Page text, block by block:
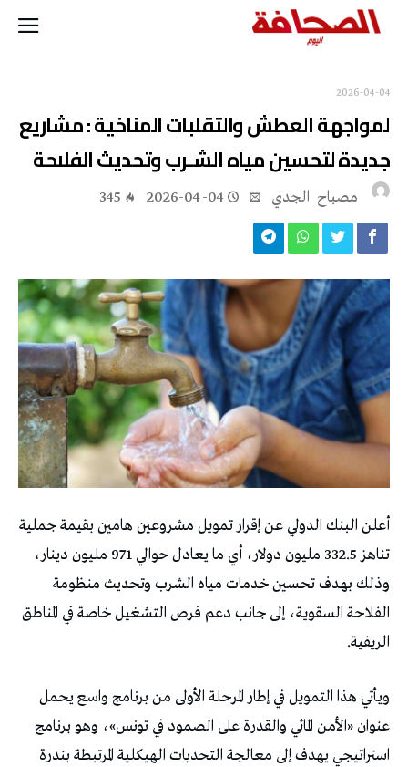
2026-04-04
لمواجهة العطش والتقلبات المناخية : مشاريع
جديدة لتحسين مياه الشـرب وتحديث الفلاحة
مصباح ‭ ‬الجدي 2026-04-04
345
أعلن البنك الدولي عن إقرار تمويل مشروعين هامين بقيمة جملية
تناهز 332.5 مليون دولار، أي ما يعادل حوالي 971 مليون دينار،
وذلك بهدف تحسين خدمات مياه الشرب وتحديث منظومة
الفلاحة السقوية، إلى جانب دعم فرص التشغيل خاصة في المناطق
الريفية.
ويأتي هذا التمويل في إطار المرحلة الأولى من برنامج واسع يحمل
عنوان «الأمن المائي والقدرة على الصمود في تونس»، وهو برنامج
استراتيجي يهدف إلى معالجة التحديات الهيكلية المرتبطة بندرة